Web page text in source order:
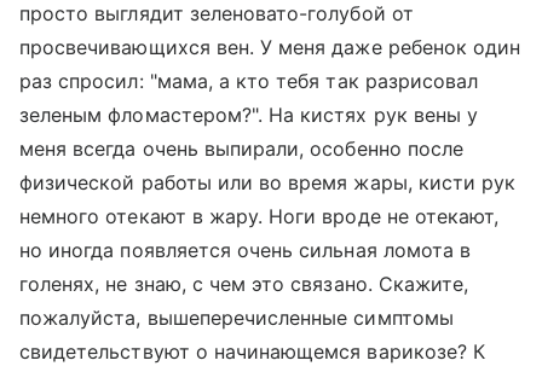
просто выглядит зеленовато-голубой от
просвечивающихся вен. У меня даже ребенок один
раз спросил: "мама, а кто тебя так разрисовал
зеленым фломастером?". На кистях рук вены у
меня всегда очень выпирали, особенно после
физической работы или во время жары, кисти рук
немного отекают в жару. Ноги вроде не отекают,
но иногда появляется очень сильная ломота в
голенях, не знаю, с чем это связано. Скажите,
пожалуйста, вышеперечисленные симптомы
свидетельствуют о начинающемся варикозе? К